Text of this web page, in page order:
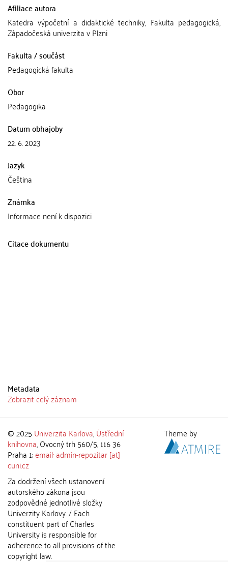
Afiliace autora
Katedra výpočetní a didaktické techniky, Fakulta pedagogická,
Západočeská univerzita v Plzni
Fakulta / součást
Pedagogická fakulta
Obor
Pedagogika
Datum obhajoby
22. 6. 2023
Jazyk
Čeština
Známka
Informace není k dispozici
Citace dokumentu
Metadata
Zobrazit celý záznam
© 2025 Univerzita Karlova,Ústřední
knihovna, Ovocný trh 560/5, 116 36
Praha 1;email: admin-repozitar [at]
cuni.cz
Za dodržení všech ustanovení
autorského zákona jsou
zodpovědné jednotlivé složky
Univerzity Karlovy. / Each
constituent part of Charles
University is responsible for
adherence to all provisions of the
copyright law.
Theme by